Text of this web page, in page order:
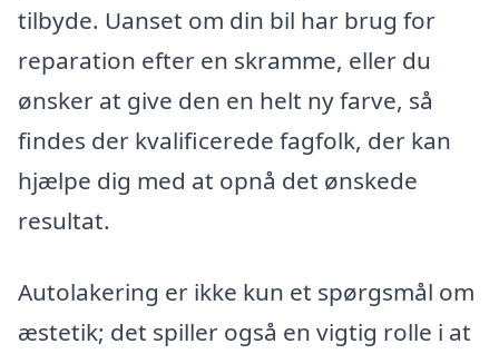
tilbyde. Uanset om din bil har brug for
reparation efter en skramme, eller du
ønsker at give den en helt ny farve, så
findes der kvalificerede fagfolk, der kan
hjælpe dig med at opnå det ønskede
resultat.
Autolakering er ikke kun et spørgsmål om
æstetik; det spiller også en vigtig rolle i at